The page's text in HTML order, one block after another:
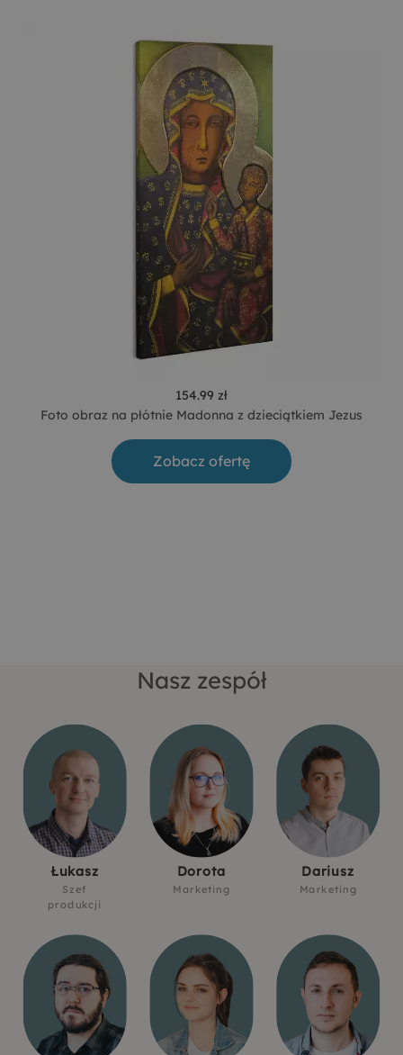
154.99 zł
Foto obraz na płótnie Madonna z dzieciątkiem Jezus
Zobacz ofertę
Nasz zespół
Łukasz
Szef
produkcji
Dorota
Marketing
Dariusz
Marketing